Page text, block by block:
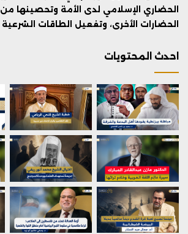
الحضاري الإسلامي لدى الأمة وتحصينها
الحضارات الأخرى، وتفعيل الطاقات الشرعية
احدث المحتويات